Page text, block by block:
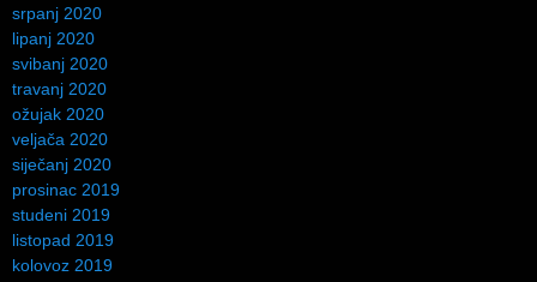
srpanj 2020
lipanj 2020
svibanj 2020
travanj 2020
ožujak 2020
veljača 2020
siječanj 2020
prosinac 2019
studeni 2019
listopad 2019
kolovoz 2019